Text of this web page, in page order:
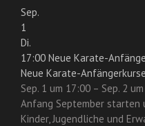
Sep.
1
Di.
17:00 Neue Karate-
Neue Karate-Anfängerkurse
Sep. 1 um 17:00 – Sep. 2
Anfang September starten
Kinder, Jugendliche und